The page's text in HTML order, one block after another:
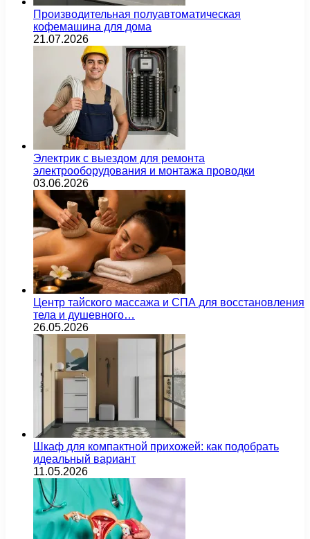
Производительная полуавтоматическая
кофемашина для дома
21.07.2026
Электрик с выездом для ремонта
электрооборудования и монтажа проводки
03.06.2026
Центр тайского массажа и СПА для восстановления
тела и душевного…
26.05.2026
Шкаф для компактной прихожей: как подобрать
идеальный вариант
11.05.2026